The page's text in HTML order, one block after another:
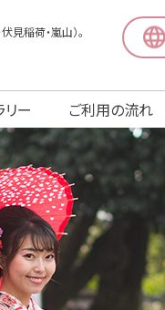
稲荷・嵐山）。
ー ご利用の流れ